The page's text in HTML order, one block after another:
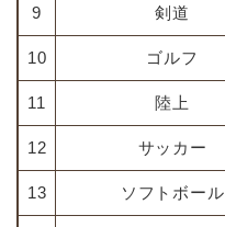
9 剣道
10 ゴルフ
11 陸上
12 サッカー
13 ソフトボール